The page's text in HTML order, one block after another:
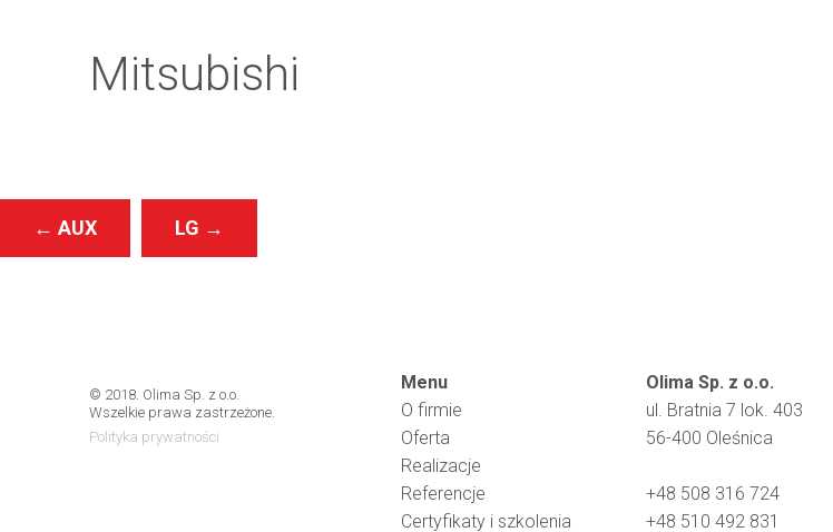
Mitsubishi
← AUX LG →
© 2018. Olima Sp. z o.o.
Wszelkie prawa zastrzeżone.
Polityka prywatności
Menu
O firmie
Oferta
Realizacje
Referencje
Certyfikaty i szkolenia
Olima Sp. z o.o.
ul. Bratnia 7 lok. 403
56-400 Oleśnica
+48 508 316 724
+48 510 492 831